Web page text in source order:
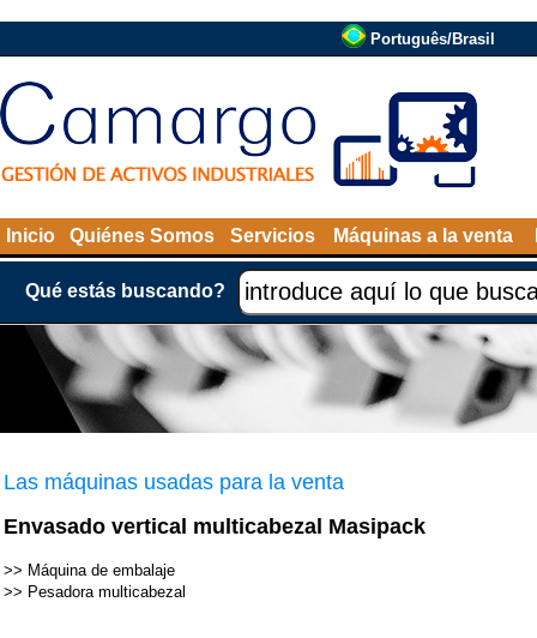
Português/Brasil
Inicio Quiénes Somos Servicios Máquinas a la venta
Qué estás buscando?
Las máquinas usadas para la venta
Envasado vertical multicabezal Masipack
>> Máquina de embalaje
>> Pesadora multicabezal